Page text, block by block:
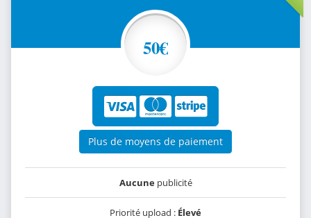
50€
Plus de moyens de paiement
Aucunepublicité
Priorité upload : Élevé